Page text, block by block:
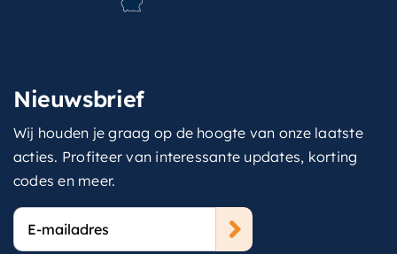
Nieuwsbrief
Wij houden je graag op de hoogte van onze laatste
acties. Profiteer van interessante updates, korting
codes en meer.
E-
mailadres